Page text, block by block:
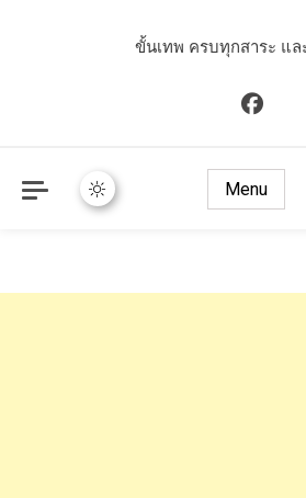
ขั้นเทพ ครบทุกสาระ แล
Menu